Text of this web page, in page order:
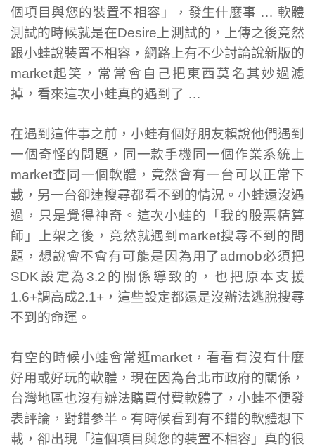
個項目與您的裝置不相容」，發生什麼事 … 軟體
測試的時候就是在Desire上測試的，上傳之後竟然
跟小蛙說裝置不相容，網路上有不少討論說新版的
market起笑，常常會自己把東西莫名其妙過濾
掉，看來這次小蛙真的遇到了 …
在遇到這件事之前，小蛙有個好朋友賴說他們遇到
一個奇怪的問題，同一款手機同一個作業系統上
market查同一個軟體，竟然會有一台可以正常下
載，另一台卻連搜尋都看不到的情況。小蛙還沒遇
過，只是覺得神奇。這次小蛙的「我的股票精算
師」上架之後，竟然就遇到market搜尋不到的問
題，想說會不會有可能是因為用了admob必須把
SDK設定為3.2的關係導致的，也把原本支援
1.6+調高成2.1+，這些設定都還是沒辦法逃脫搜尋
不到的命運。
有空的時候小蛙會常逛market，看看有沒有什麼
好用或好玩的軟體，現在因為台北市政府的關係，
台灣地區也沒有辦法購買付費軟體了，小蛙不便發
表評論，對錯參半。有時候看到有不錯的軟體想下
載，卻出現「這個項目與您的裝置不相容」真的很